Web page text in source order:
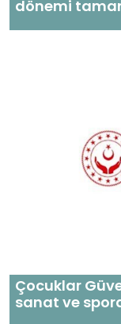
dönemi
Çocuklar
sanat ve